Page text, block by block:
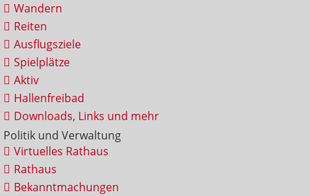
Wandern
Reiten
Ausflugsziele
Spielplätze
Aktiv
Hallenfreibad
Downloads, Links und mehr
Politik und Verwaltung
Virtuelles Rathaus
Rathaus
Bekanntmachungen